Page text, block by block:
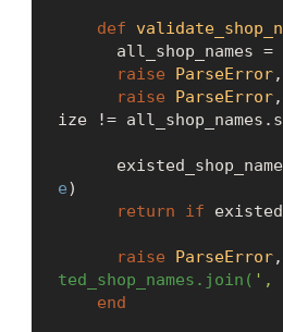
def
raise
ParseError,
raise
ParseError,
ize !=
e)
return
if
raise ParseError,
ted_shop_names.join( ',
end